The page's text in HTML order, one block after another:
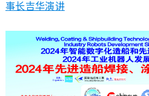
事长吉华演讲